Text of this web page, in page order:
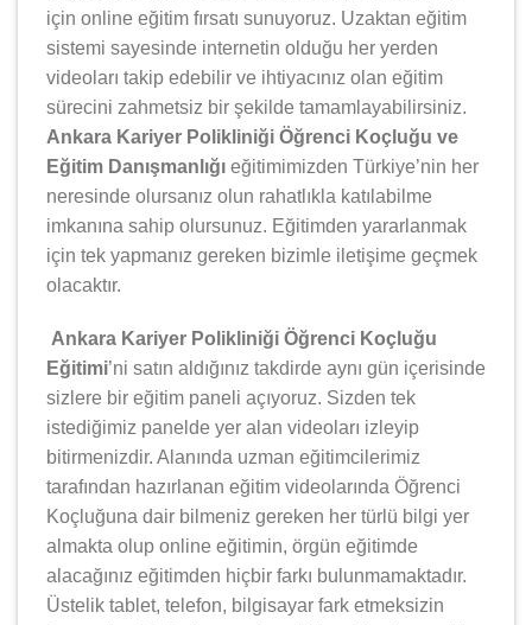
için online eğitim fırsatı sunuyoruz. Uzaktan eğitim
sistemi sayesinde internetin olduğu her yerden
videoları takip edebilir ve ihtiyacınız olan eğitim
sürecini zahmetsiz bir şekilde tamamlayabilirsiniz.
Ankara Kariyer Polikliniği Öğrenci Koçluğu ve
Eğitim Danışmanlığı eğitimimizden Türkiye’nin her
neresinde olursanız olun rahatlıkla katılabilme
imkanına sahip olursunuz. Eğitimden yararlanmak
için tek yapmanız gereken bizimle iletişime geçmek
olacaktır.
Ankara Kariyer Polikliniği Öğrenci Koçluğu
Eğitimi’ni satın aldığınız takdirde aynı gün içerisinde
sizlere bir eğitim paneli açıyoruz. Sizden tek
istediğimiz panelde yer alan videoları izleyip
bitirmenizdir. Alanında uzman eğitimcilerimiz
tarafından hazırlanan eğitim videolarında Öğrenci
Koçluğuna dair bilmeniz gereken her türlü bilgi yer
almakta olup online eğitimin, örgün eğitimde
alacağınız eğitimden hiçbir farkı bulunmamaktadır.
Üstelik tablet, telefon, bilgisayar fark etmeksizin